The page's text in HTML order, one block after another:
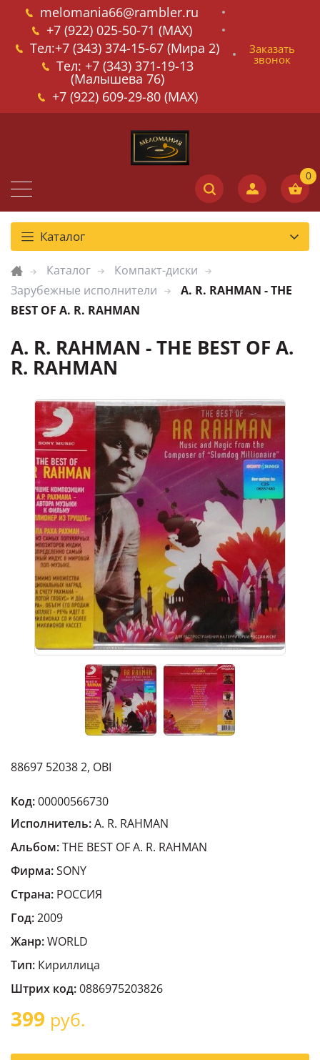
melomania66@rambler.ru
+7 (922) 025-50-71 (MAX)
Тел:+7 (343) 374-15-67 (Мира 2)
Тел: +7 (343) 371-19-13
(Малышева 76)
+7 (922) 609-29-80 (MAX)
Заказать
звонок
Каталог
Каталог
Компакт-диски
Зарубежные исполнители
A. R. RAHMAN - THE
BEST OF A. R. RAHMAN
A. R. RAHMAN - THE BEST OF A.
R. RAHMAN
88697 52038 2, OBI
Код:00000566730
Исполнитель:A. R. RAHMAN
Альбом:THE BEST OF A. R. RAHMAN
Фирма:SONY
Страна: РОССИЯ
Год:2009
Жанр:WORLD
Тип: Кириллица
Штрих код:0886975203826
399 руб.